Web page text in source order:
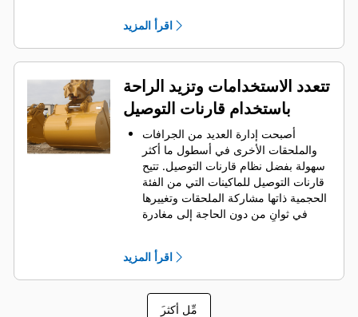
يمكنك حماية أهم المناطق التي تتعرض
للتآكل المفرط في الجرافة باستخدام
أدوات التعشيق الأرضية (GET) من Cat .
‏‫تحافظ واقيات القضبان الجانبية والقواطع
الجانبية على أجزاء الجرافة التي تحتك
بالمواد وتخترقها بأكبر قدر.
يمكنك خفض تكاليف الصيانة باختيار
أدوات التعشيق الأرضية (GET) المناسبة
لجرافتك وتطبيقاتك.
تتوفر خيارات متنوعة من أطراف
الجرافات بما يتناسب مع تطبيقاتك.‬ سواء
كنت بحاجة إلى تنظيف الأرض وتسويتها أو
الحفر في المواد الصلبة الكاشطة، ستجد
لدينا الطرف المناسب.
اقرأ المزيد
تتعدد الاستخدامات وتزيد الراحة
باستخدام قارنات التوصيل
أصبحت إدارة العديد من الجرافات
والملحقات الأخرى في أسطول ما أكثر
سهولة بفضل نظام قارنات التوصيل. ‏‫تتيح
قارنات التوصيل للماكينات التي من الفئة
الحجمية ذاتها مشاركة الملحقات وتغييرها
في ثوانٍ من دون الحاجة إلى مغادرة
كما أن الجرافات التي يمكن تثبيتها
مباشرة بالماكينة بمسامير تتوافق مع
قارنات التوصيل ذات مسمار الإمساك من
Cat®‎، باستثناء الجرافات ذات مسمار
الإمساك من الفئة Performance.‬ ‏‫تحتوي
اقرأ المزيد
َمِّل أكثر